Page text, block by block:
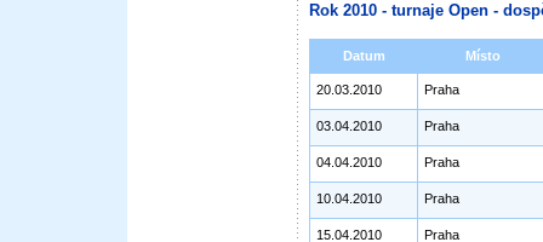
Rok 2010 - turnaje Open -
Datum Místo
20.03.2010 Praha
03.04.2010 Praha
04.04.2010 Praha
10.04.2010 Praha
15.04.2010 Praha